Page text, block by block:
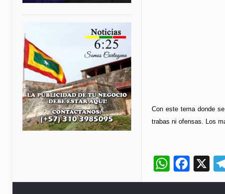
Con este tema donde
trabas ni ofensas. Los
X